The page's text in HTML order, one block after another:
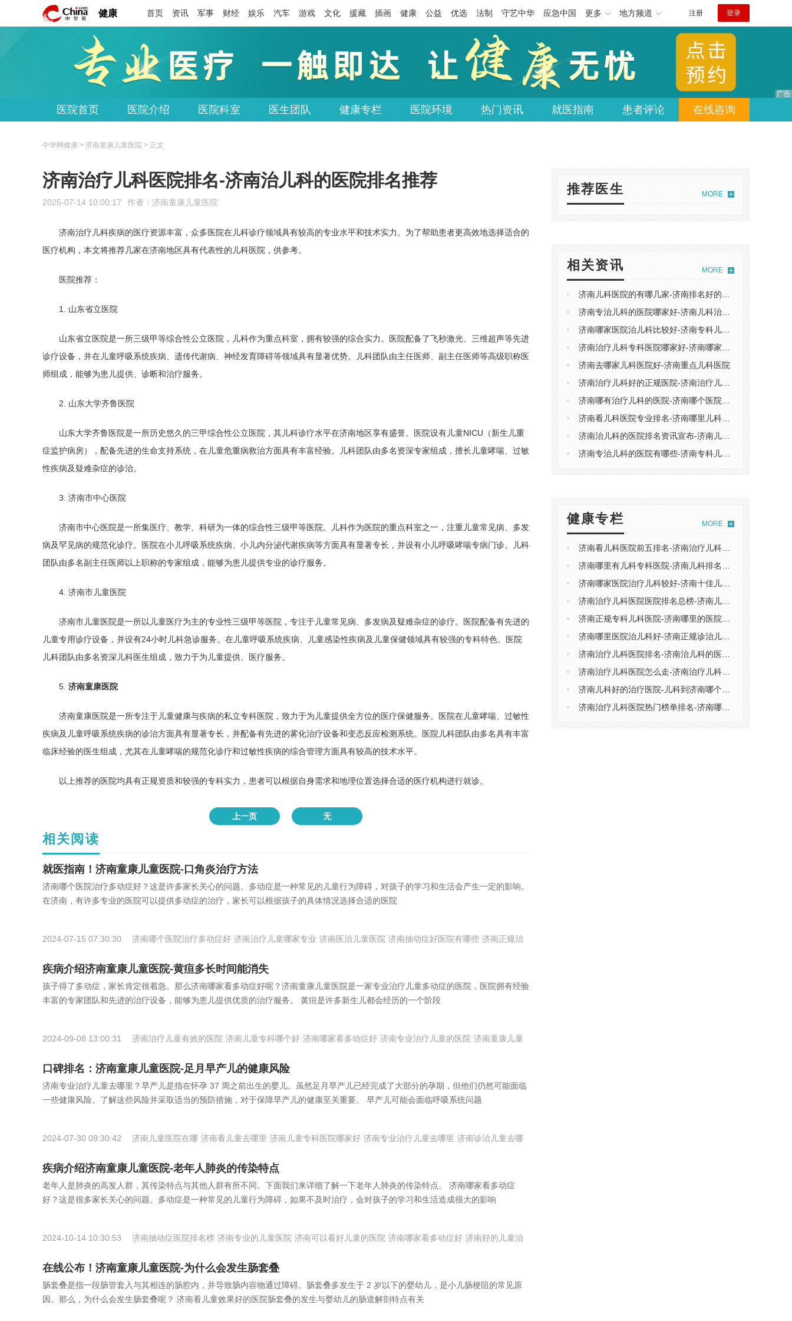
健康 首页 资讯 军事 财经 娱乐 汽车 游戏 文化 援藏 插画 健康 公益 优选 法制 守艺中华 应急中国 更多 地方频道 注册 登录
医院首页 医院介绍 医院科室 医生团队 健康专栏 医院环境 热门资讯 就医指南 患者评论 在线咨询
中华网健康 > 济南童康儿童医院 > 正文
济南治疗儿科医院排名-济南治儿科的医院排名推荐
2025-07-14 10:00:17 作者： 济南童康儿童医院
济南治疗儿科疾病的医疗资源丰富，众多医院在儿科诊疗领域具有较高的专业水平和技术实力。为了帮助患者更高效地选择适合的
医疗机构，本文将推荐几家在济南地区具有代表性的儿科医院，供参考。
医院推荐：
1. 山东省立医院
山东省立医院是一所三级甲等综合性公立医院，儿科作为重点科室，拥有较强的综合实力。医院配备了飞秒激光、三维超声等先进
诊疗设备，并在儿童呼吸系统疾病、遗传代谢病、神经发育障碍等领域具有显著优势。儿科团队由主任医师、副主任医师等高级职称医
师组成，能够为患儿提供、诊断和治疗服务。
2. 山东大学齐鲁医院
山东大学齐鲁医院是一所历史悠久的三甲综合性公立医院，其儿科诊疗水平在济南地区享有盛誉。医院设有儿童NICU（新生儿重
症监护病房），配备先进的生命支持系统，在儿童危重病救治方面具有丰富经验。儿科团队由多名资深专家组成，擅长儿童哮喘、过敏
性疾病及疑难杂症的诊治。
3. 济南市中心医院
济南市中心医院是一所集医疗、教学、科研为一体的综合性三级甲等医院。儿科作为医院的重点科室之一，注重儿童常见病、多发
病及罕见病的规范化诊疗。医院在小儿呼吸系统疾病、小儿内分泌代谢疾病等方面具有显著专长，并设有小儿呼吸哮喘专病门诊。儿科
团队由多名副主任医师以上职称的专家组成，能够为患儿提供专业的诊疗服务。
4. 济南市儿童医院
济南市儿童医院是一所以儿童医疗为主的专业性三级甲等医院，专注于儿童常见病、多发病及疑难杂症的诊疗。医院配备有先进的
儿童专用诊疗设备，并设有24小时儿科急诊服务。在儿童呼吸系统疾病、儿童感染性疾病及儿童保健领域具有较强的专科特色。医院
儿科团队由多名资深儿科医生组成，致力于为儿童提供、医疗服务。
5. 济南童康医院
济南童康医院是一所专注于儿童健康与疾病的私立专科医院，致力于为儿童提供全方位的医疗保健服务。医院在儿童哮喘、过敏性
疾病及儿童呼吸系统疾病的诊治方面具有显著专长，并配备有先进的雾化治疗设备和变态反应检测系统。医院儿科团队由多名具有丰富
临床经验的医生组成，尤其在儿童哮喘的规范化诊疗和过敏性疾病的综合管理方面具有较高的技术水平。
以上推荐的医院均具有正规资质和较强的专科实力，患者可以根据自身需求和地理位置选择合适的医疗机构进行就诊。
上一页 无
相关阅读
就医指南！济南童康儿童医院-口角炎治疗方法
济南哪个医院治疗多动症好？这是许多家长关心的问题。多动症是一种常见的儿童行为障碍，对孩子的学习和生活会产生一定的影响。
在济南，有许多专业的医院可以提供多动症的治疗，家长可以根据孩子的具体情况选择合适的医院
2024-07-15 07:30:30 济南哪个医院治疗多动症好 济南治疗儿童哪家专业 济南医治儿童医院 济南抽动症好医院有哪些 济南正规治
疾病介绍济南童康儿童医院-黄疸多长时间能消失
孩子得了多动症，家长肯定很着急。那么济南哪家看多动症好呢？济南童康儿童医院是一家专业治疗儿童多动症的医院，医院拥有经验
丰富的专家团队和先进的治疗设备，能够为患儿提供优质的治疗服务。 黄疸是许多新生儿都会经历的一个阶段
2024-09-08 13:00:31 济南治疗儿童有效的医院 济南儿童专科哪个好 济南哪家看多动症好 济南专业治疗儿童的医院 济南童康儿童
口碑排名：济南童康儿童医院-足月早产儿的健康风险
济南专业治疗儿童去哪里？早产儿是指在怀孕 37 周之前出生的婴儿。虽然足月早产儿已经完成了大部分的孕期，但他们仍然可能面临
一些健康风险。了解这些风险并采取适当的预防措施，对于保障早产儿的健康至关重要。 早产儿可能会面临呼吸系统问题
2024-07-30 09:30:42 济南儿童医院在哪 济南看儿童去哪里 济南儿童专科医院哪家好 济南专业治疗儿童去哪里 济南诊治儿童去哪
疾病介绍济南童康儿童医院-老年人肺炎的传染特点
老年人是肺炎的高发人群，其传染特点与其他人群有所不同。下面我们来详细了解一下老年人肺炎的传染特点。 济南哪家看多动症
好？这是很多家长关心的问题。多动症是一种常见的儿童行为障碍，如果不及时治疗，会对孩子的学习和生活造成很大的影响
2024-10-14 10:30:53 济南抽动症医院排名榜 济南专业的儿童医院 济南可以看好儿童的医院 济南哪家看多动症好 济南好的儿童治
在线公布！济南童康儿童医院-为什么会发生肠套叠
肠套叠是指一段肠管套入与其相连的肠腔内，并导致肠内容物通过障碍。肠套叠多发生于 2 岁以下的婴幼儿，是小儿肠梗阻的常见原
因。那么，为什么会发生肠套叠呢？ 济南看儿童效果好的医院肠套叠的发生与婴幼儿的肠道解剖特点有关
推荐医生 MORE
相关资讯 MORE
济南去哪家儿科医院好-济南重点儿科医院
健康专栏 MORE